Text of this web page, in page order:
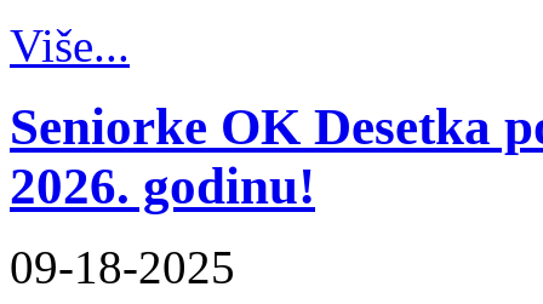
Više...
Seniorke OK Desetka
2026. godinu!
09-18-2025